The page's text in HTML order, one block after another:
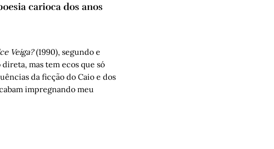
carioca dos anos
Veiga?(1990), segundo e
mas tem ecos que só
da ficção do Caio e dos
impregnando meu